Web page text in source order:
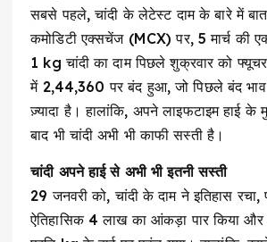
सबसे पहले, चांदी के लेटेस्ट दाम के बारे में
कमोडिटी एक्सचेंज (MCX) पर, 5 मार्च की
1 kg चांदी का दाम पिछले शुक्रवार को
में ₹2,44,360 पर बंद हुआ, जो पिछले बंद
ज़्यादा है। हालांकि, अपने लाइफटाइम हाई
बाद भी चांदी अभी भी काफी सस्ती है।
चांदी अपने हाई से अभी भी इतनी सस्ती
29 जनवरी को, चांदी के दाम ने इतिहास रचा,
ऐतिहासिक ₹4 लाख का आंकड़ा पार किया